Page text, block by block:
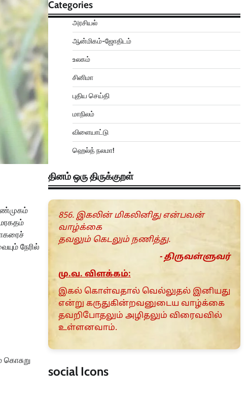
நேரில்
கொசுறு
Categories
அரசியல்
ஆன்மிகம்-ஜோதிடம்
உலகம்
சினிமா
புதிய செய்தி
மாநிலம்
விளையாட்டு
ஹெல்த் நலமா!
தினம் ஒரு திருக்குறள்
856. இகலின் மிகலினிது என்பவன்
வாழ்க்கை
தவலும் கெடலும் நணித்து.
- திருவள்ளுவர்
மு.வ. விளக்கம்:
இகல் கொள்வதால் வெல்லுதல் இனியது
என்று கருதுகின்றவனுடைய வாழ்க்கை
தவறிபோதலும் அழிதலும் விரைவவில்
உள்ளனவாம்.
social Icons